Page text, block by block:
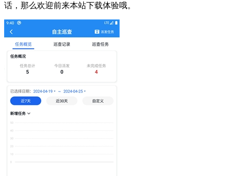
话，那么欢迎前来本站下载体验哦。